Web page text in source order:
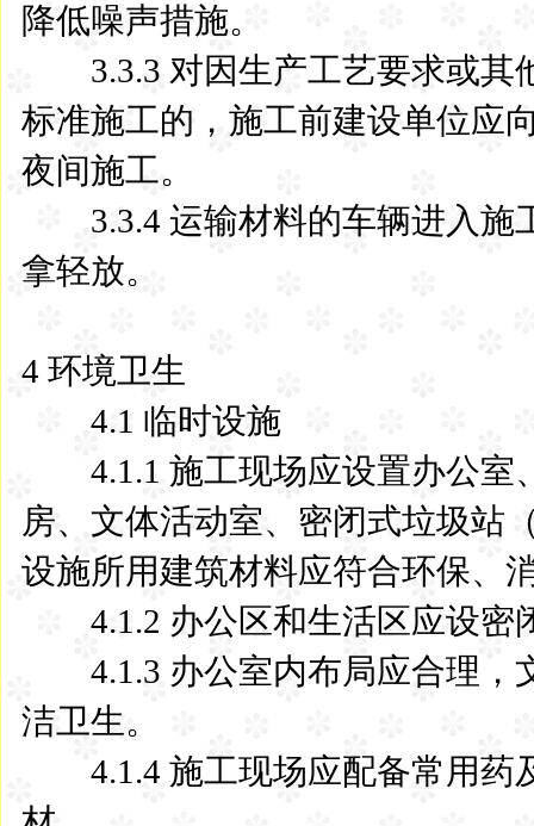
降低噪声措施。
3.3.3 对因生产工艺要求或其
标准施工的，施工前建设单位应
夜间施工。
3.3.4 运输材料的车辆进入施
拿轻放。
4 环境卫生
4.1 临时设施
4.1.1 施工现场应设置办公室
房、文体活动室、密闭式垃圾站
设施所用建筑材料应符合环保、
4.1.2 办公区和生活区应设密
4.1.3 办公室内布局应合理，
洁卫生。
4.1.4 施工现场应配备常用药